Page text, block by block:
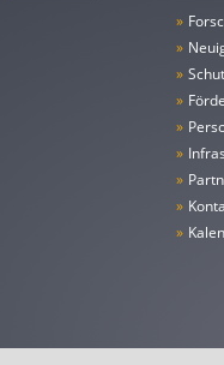
»
»
»
»
»
»
»
»
»